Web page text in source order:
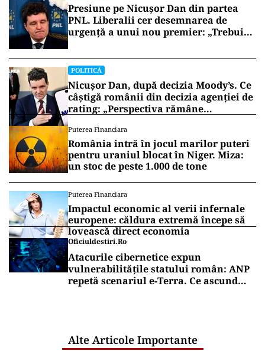
Presiune pe Nicușor Dan din partea
PNL. Liberalii cer desemnarea de
urgență a unui nou premier: „Trebuie
POLITICĂ
Nicușor Dan, după decizia Moody’s. Ce
câștigă românii din decizia agenției de
rating: „Perspectiva rămâne
Puterea Financiara
România intră în jocul marilor puteri
pentru uraniul blocat în Niger. Miza:
un stoc de peste 1.000 de tone
Puterea Financiara
Impactul economic al verii infernale
europene: căldura extremă începe să
lovească direct economia
Oficiuldestiri.ro
Atacurile cibernetice expun
vulnerabilitățile statului român: ANP
repetă scenariul e‑Terra. Ce ascund
Alte Articole Importante